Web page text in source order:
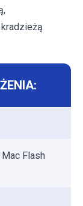
Flash